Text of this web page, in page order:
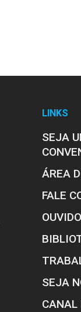
LINKS
SEJA
ÁREA
FALE
SEJA
CANAL